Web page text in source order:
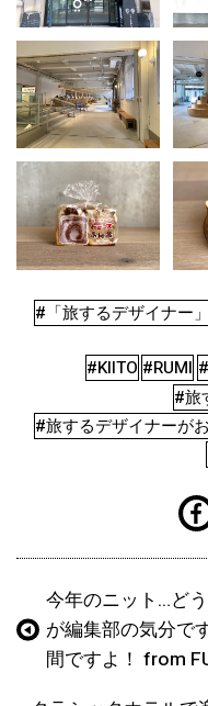
#「旅するデザイナー
#KIITO #RUMI
#旅
#旅するデザイナーが
今年のニット…ど
が編集部の気分で
間ですよ！ from